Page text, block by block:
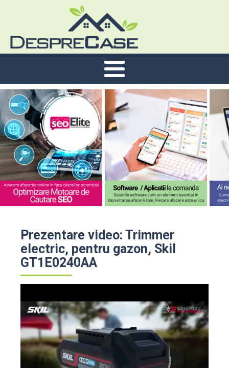
Prezentare video: Trimmer
electric, pentru gazon, Skil
GT1E0240AA